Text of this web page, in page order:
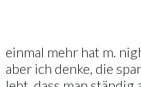
einmal mehr hat m.
aber ich denke, die